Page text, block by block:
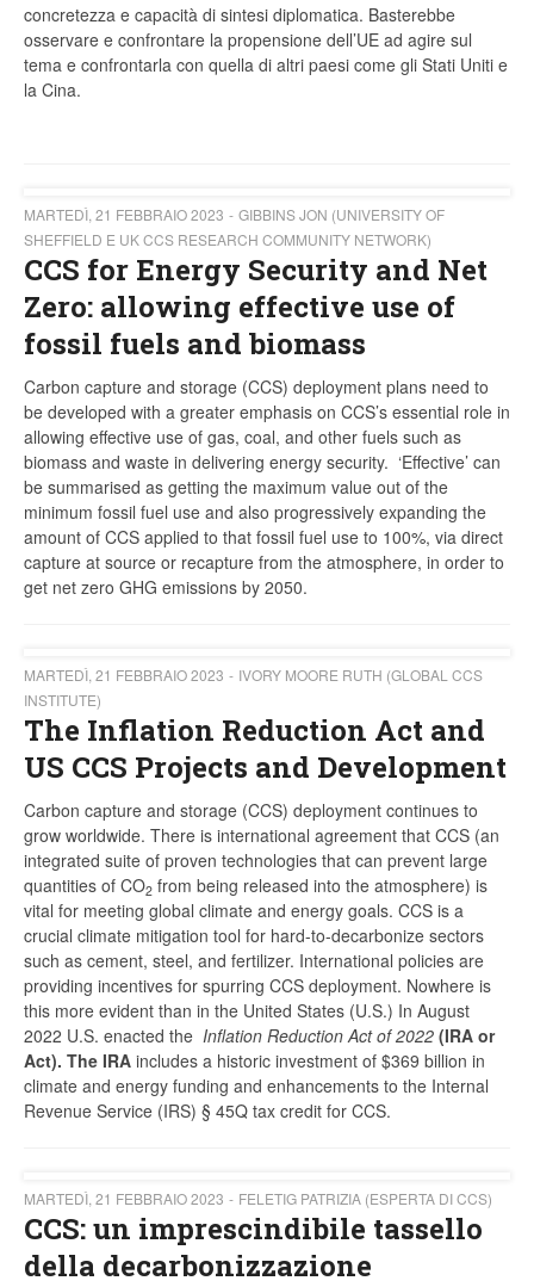
concretezza e capacità di sintesi diplomatica. Basterebbe
osservare e confrontare la propensione dell’UE ad agire sul
tema e confrontarla con quella di altri paesi come gli Stati Uniti e
la Cina.
MARTEDÌ, 21 FEBBRAIO 2023
GIBBINS JON (UNIVERSITY OF
SHEFFIELD E UK CCS RESEARCH COMMUNITY NETWORK)
CCS for Energy Security and Net
Zero: allowing effective use of
fossil fuels and biomass
Carbon capture and storage (CCS) deployment plans need to
be developed with a greater emphasis on CCS’s essential role in
allowing effective use of gas, coal, and other fuels such as
biomass and waste in delivering energy security. ‘Effective’ can
be summarised as getting the maximum value out of the
minimum fossil fuel use and also progressively expanding the
amount of CCS applied to that fossil fuel use to 100%, via direct
capture at source or recapture from the atmosphere, in order to
get net zero GHG emissions by 2050.
MARTEDÌ, 21 FEBBRAIO 2023
IVORY MOORE RUTH (GLOBAL CCS
INSTITUTE)
The Inflation Reduction Act and
US CCS Projects and Development
Carbon capture and storage (CCS) deployment continues to
grow worldwide. There is international agreement that CCS (an
integrated suite of proven technologies that can prevent large
quantities of CO2 from being released into the atmosphere) is
vital for meeting global climate and energy goals. CCS is a
crucial climate mitigation tool for hard-to-decarbonize sectors
such as cement, steel, and fertilizer. International policies are
providing incentives for spurring CCS deployment. Nowhere is
this more evident than in the United States (U.S.) In August
2022 U.S. enacted the Inflation Reduction Act of 2022 (IRA or
Act). The IRA includes a historic investment of $369 billion in
climate and energy funding and enhancements to the Internal
Revenue Service (IRS) § 45Q tax credit for CCS.
MARTEDÌ, 21 FEBBRAIO 2023 FELETIG PATRIZIA (ESPERTA DI CCS)
CCS: un imprescindibile tassello
della decarbonizzazione